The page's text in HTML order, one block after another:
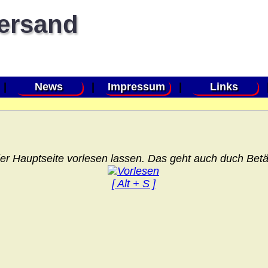
News Impressum Links
Hauptseite vorlesen lassen. Das geht auch duch
[ Alt + S ]